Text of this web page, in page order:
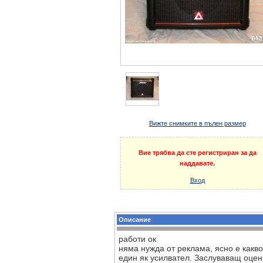
Вижте снимките в пълен размер
Вие трябва да сте регистриран за да
наддавате.
Вход
Описание
работи ок
няма нужда от реклама, ясно е
един як усилвател. Заслуваващ